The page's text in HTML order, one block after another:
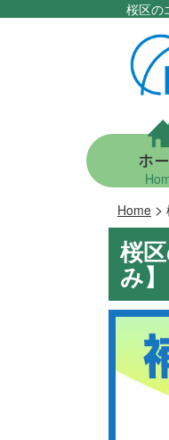
桜区の
ホ
Home >
桜
み】